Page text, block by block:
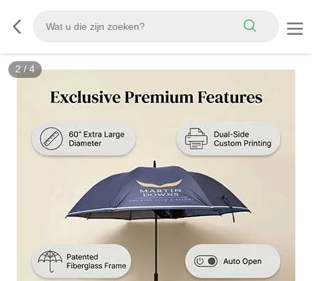
2/4